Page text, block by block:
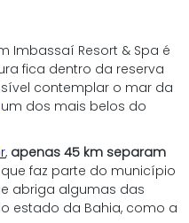
Imbassaí Resort & Spa é
fica dentro da reserva
contemplar o mar da
um dos mais belos do
, apenas 45 km separam
que faz parte do município
abriga algumas das
estado da Bahia, como a